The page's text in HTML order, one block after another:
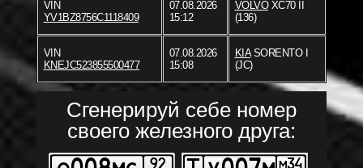
VIN
YV1BZ8756C1118409
07.08.2026
15:12
VOLVOXC70 II
(136)
VIN
KNEJC523855500477
07.08.2026
15:08
KIASORENTO I
(JC)
Сгенерируй себе номер
своего железного друга: